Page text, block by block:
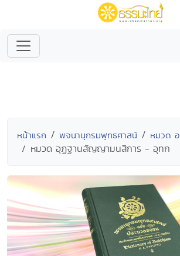
หน้าแรก พจนานุกรมพุทธศาสน์ หมวด อ
หมวด อุฏฐานสัญญามนสิการ - อุทก